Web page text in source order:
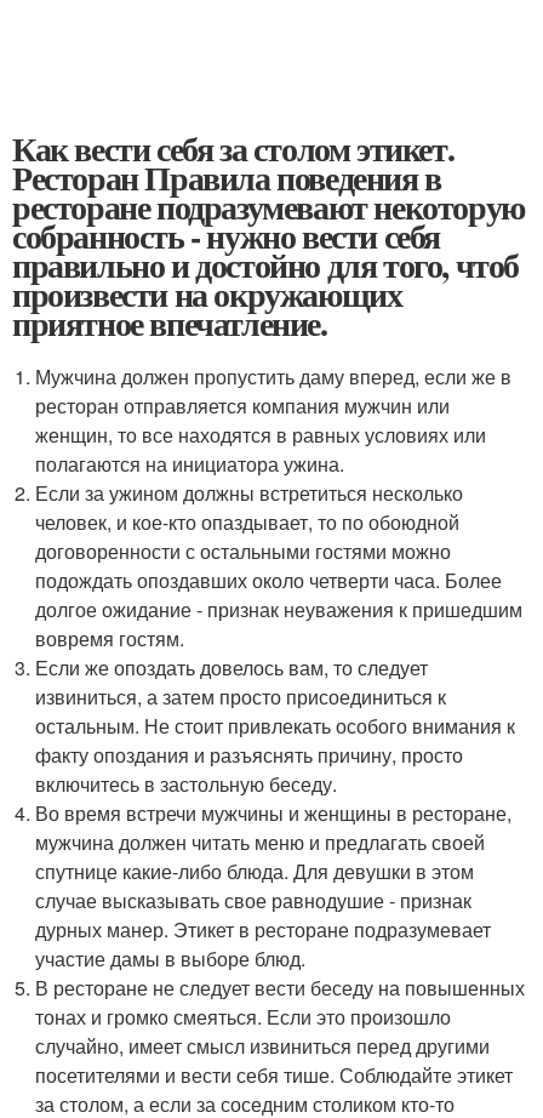
Как вести себя за столом этикет.
Ресторан Правила поведения в
ресторане подразумевают некоторую
собранность - нужно вести себя
правильно и достойно для того, чтоб
произвести на окружающих
приятное впечатление.
Мужчина должен пропустить даму вперед, если же в
ресторан отправляется компания мужчин или
женщин, то все находятся в равных условиях или
полагаются на инициатора ужина.
Если за ужином должны встретиться несколько
человек, и кое-кто опаздывает, то по обоюдной
договоренности с остальными гостями можно
подождать опоздавших около четверти часа. Более
долгое ожидание - признак неуважения к пришедшим
вовремя гостям.
Если же опоздать довелось вам, то следует
извиниться, а затем просто присоединиться к
остальным. Не стоит привлекать особого внимания к
факту опоздания и разъяснять причину, просто
включитесь в застольную беседу.
Во время встречи мужчины и женщины в ресторане,
мужчина должен читать меню и предлагать своей
спутнице какие-либо блюда. Для девушки в этом
случае высказывать свое равнодушие - признак
дурных манер. Этикет в ресторане подразумевает
участие дамы в выборе блюд.
В ресторане не следует вести беседу на повышенных
тонах и громко смеяться. Если это произошло
случайно, имеет смысл извиниться перед другими
посетителями и вести себя тише. Соблюдайте этикет
за столом, а если за соседним столиком кто-то